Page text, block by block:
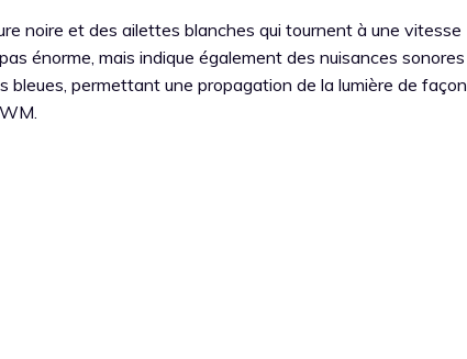
noire et des ailettes blanches qui tournent à une vitesse
énorme, mais indique également des nuisances sonores
permettant une propagation de la lumière de façon